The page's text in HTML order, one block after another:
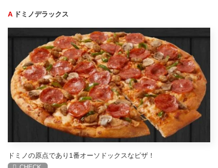
A ドミノデラックス
ドミノの原点であり1番オーソドックスなピザ！